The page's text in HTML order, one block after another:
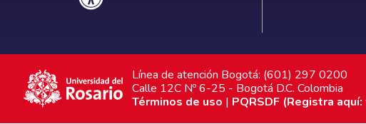
Línea de atención Bogotá: (601) 297 0200
Calle 12C Nº 6-25 - Bogotá D.C. Colombia
Términos de uso | PQRSDF (Registra